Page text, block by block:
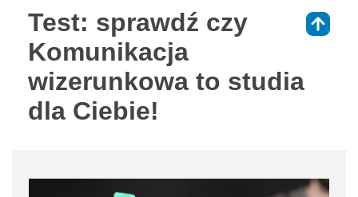
Test: sprawdź czy
Komunikacja
wizerunkowa to studia
dla Ciebie!